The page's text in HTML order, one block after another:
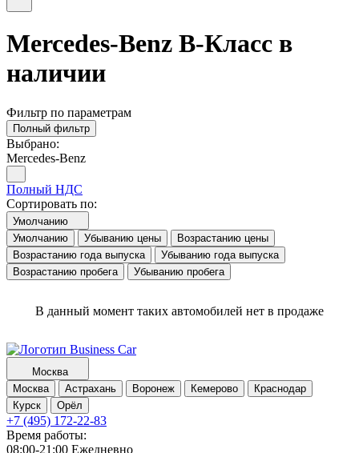
Mercedes-Benz B-Класс в
наличии
Фильтр по параметрам
Полный фильтр
Выбрано:
Mercedes-Benz
Полный НДС
Сортировать по:
Умолчанию
Умолчанию
Убыванию цены
Возрастанию цены
Возрастанию года выпуска
Убыванию года выпуска
Возрастанию пробега
Убыванию пробега
В данный момент таких автомобилей нет в продаже
Москва
Москва
Астрахань Воронеж Кемерово
Краснодар
Курск
Орёл
+7 (495) 172-22-83
Время работы:
08:00-21:00 Ежедневно